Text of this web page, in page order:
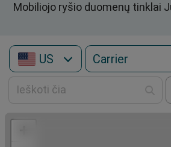
Mobiliojo ryšio duomenų tinklai
US